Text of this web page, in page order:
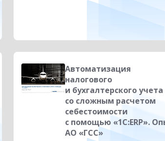
Автоматизация
налогового
и бухгалтерского учета
со сложным расчетом
себестоимости
с помощью «1С:ERP».
АО «ГСС»